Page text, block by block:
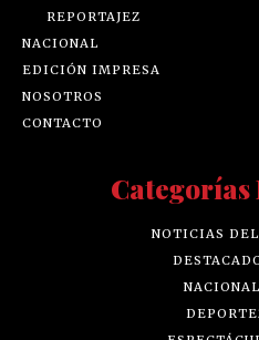
REPORTAJEZ
NACIONAL
EDICIÓN IMPRESA
NOSOTROS
CONTACTO
Categorías
NOTICIAS
NACIONAL